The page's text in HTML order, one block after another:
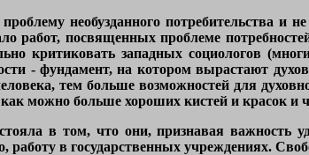
необузданного потребительства и
работ, посвященных проблеме
критиковать западных социологов
- фундамент, на котором вырастают
тем больше возможностей для
можно больше хороших кистей и красок
в том, что они, признавая важность
работу в государственных учреждениях.